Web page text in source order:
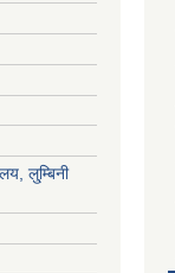
लु्म्बिनी